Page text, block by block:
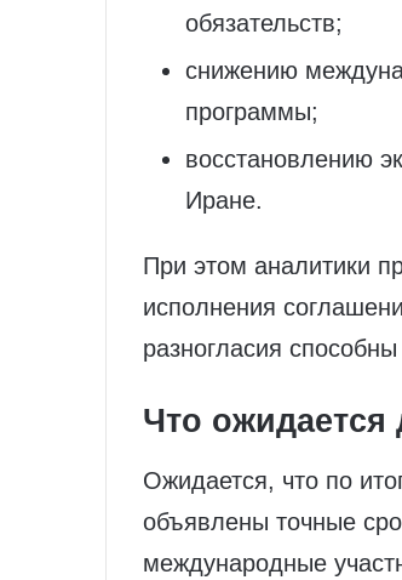
обязательств;
снижению
программы;
восстановлению
Иране.
При этом аналитики
исполнения
разногласия
Что ожидается
Ожидается, что по
объявлены точные
международные